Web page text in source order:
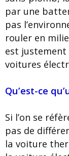
par une
pas
rouler en
est justement
voitures
Qu’est-ce
Si l’on se
pas de
la voiture